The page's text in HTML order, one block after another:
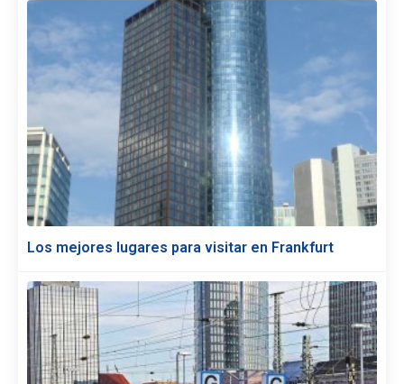
Los mejores lugares para visitar en Frankfurt